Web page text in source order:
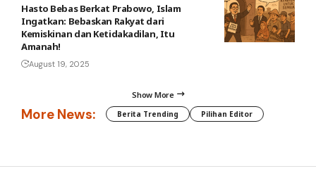
Hasto Bebas Berkat Prabowo, Islam
Ingatkan: Bebaskan Rakyat dari
Kemiskinan dan Ketidakadilan, Itu
Amanah!
August 19, 2025
Show More
More News: Berita Trending Pilihan Editor